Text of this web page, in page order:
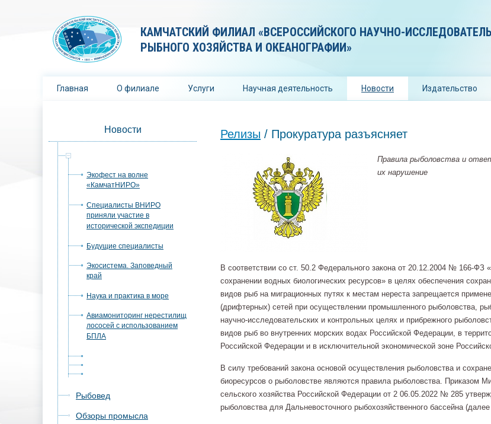
КАМЧАТСКИЙ ФИЛИАЛ «ВСЕРОССИЙСКОГО НАУЧНО-
РЫБНОГО ХОЗЯЙСТВА И ОКЕАНОГРАФИИ»
Главная О филиале Услуги Научная деятельность Новости Издательство
Новости
Экофест на волне
«КамчатНИРО»
Специалисты ВНИРО
приняли участие в
исторической экспедиции
Будущие специалисты
Экосистема. Заповедный
край
Наука и практика в море
Авиамониторинг нерестилищ
лососей с использованием
БПЛА
Рыбовед
Обзоры промысла
Релизы / Прокуратура разъясняет
Правила рыболовства и
их нарушение
В соответствии со ст. 50.2 Федерального закона от 20.12.2004 № 166-ФЗ
сохранении водных биологических ресурсов» в целях обеспечения
видов рыб на миграционных путях к местам нереста запрещается
(дрифтерных) сетей при осуществлении промышленного рыболовства,
научно-исследовательских и контрольных целях и прибрежного
видов рыб во внутренних морских водах Российской Федерации, в
Российской Федерации и в исключительной экономической зоне
В силу требований закона основой осуществления рыболовства и
биоресурсов о рыболовстве являются правила рыболовства. Приказом
сельского хозяйства Российской Федерации от 2 06.05.2022 № 285
рыболовства для Дальневосточного рыбохозяйственного бассейна